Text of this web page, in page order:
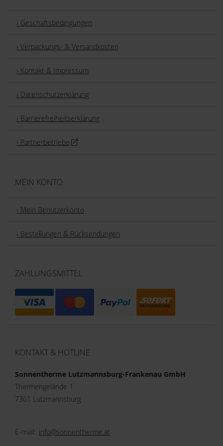
› Geschäftsbedingungen
› Verpackungs- & Versandkosten
› Kontakt & Impressum
› Datenschutzerklärung
› Barrierefreiheitserklärung
› Partnerbetriebe
MEIN KONTO
› Mein Benutzerkonto
› Bestellungen & Rücksendungen
ZAHLUNGSMITTEL
KONTAKT & HOTLINE
Sonnentherme Lutzmannsburg-Frankenau GmbH
Thermengelände 1
7361 Lutzmannsburg
E-mail: info@sonnentherme.at